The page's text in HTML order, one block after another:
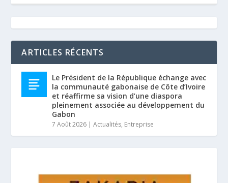
ARTICLES RÉCENTS
Le Président de la République échange avec
la communauté gabonaise de Côte d’Ivoire
et réaffirme sa vision d’une diaspora
pleinement associée au développement du
Gabon
7 Août 2026 |Actualités, Entreprise